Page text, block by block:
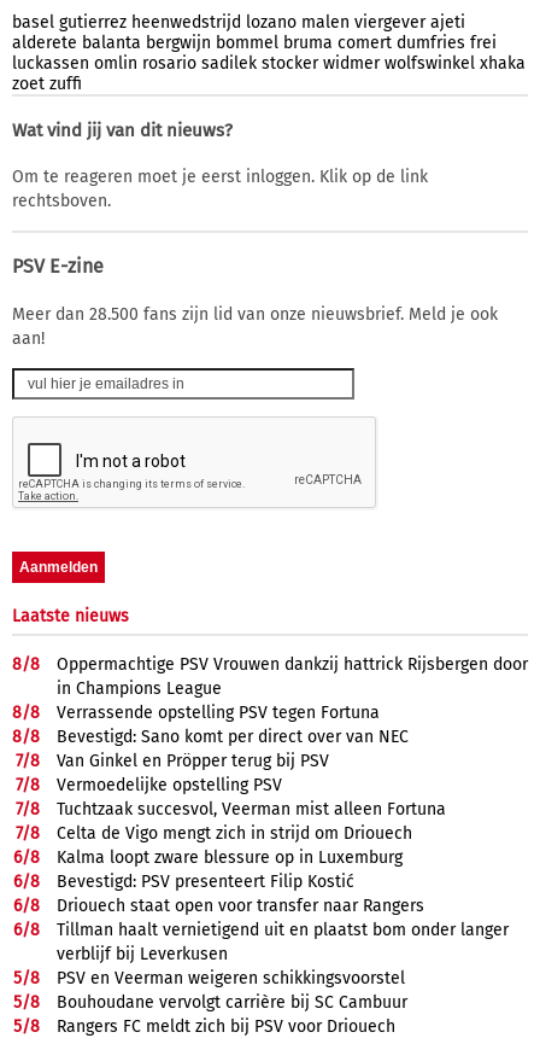
basel gutierrez heenwedstrijd lozano malen viergever ajeti
alderete balanta bergwijn bommel bruma comert dumfries frei
luckassen omlin rosario sadilek stocker widmer wolfswinkel xhaka
zoet zuffi
Wat vind jij van dit nieuws?
Om te reageren moet je eerst inloggen. Klik op de link
rechtsboven.
PSV E-zine
Meer dan 28.500 fans zijn lid van onze nieuwsbrief. Meld je ook
aan!
Laatste nieuws
8/8
Oppermachtige PSV Vrouwen dankzij hattrick Rijsbergen door
in Champions League
8/8
Verrassende opstelling PSV tegen Fortuna
8/8
Bevestigd: Sano komt per direct over van NEC
7/8
Van Ginkel en Pröpper terug bij PSV
7/8
Vermoedelijke opstelling PSV
7/8
Tuchtzaak succesvol, Veerman mist alleen Fortuna
7/8
Celta de Vigo mengt zich in strijd om Driouech
6/8
Kalma loopt zware blessure op in Luxemburg
6/8
Bevestigd: PSV presenteert Filip Kostić
6/8
Driouech staat open voor transfer naar Rangers
6/8
Tillman haalt vernietigend uit en plaatst bom onder langer
verblijf bij Leverkusen
5/8
PSV en Veerman weigeren schikkingsvoorstel
5/8
Bouhoudane vervolgt carrière bij SC Cambuur
5/8
Rangers FC meldt zich bij PSV voor Driouech